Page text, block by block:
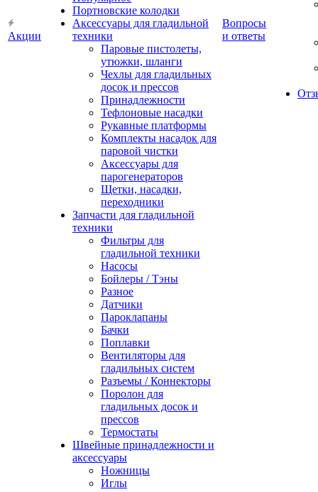
Акции
Портновские колодки
Аксессуары для гладильной
техники
Паровые пистолеты,
утюжки, шланги
Чехлы для гладильных
досок и прессов
Принадлежности
Тефлоновые насадки
Рукавные платформы
Комплекты насадок для
паровой чистки
Аксессуары для
парогенераторов
Щетки, насадки,
переходники
Запчасти для гладильной
техники
Фильтры для
гладильной техники
Насосы
Бойлеры / Тэны
Разное
Датчики
Пароклапаны
Бачки
Поплавки
Вентиляторы для
гладильных систем
Разъемы / Коннекторы
Поролон для
гладильных досок и
прессов
Термостаты
Швейные принадлежности и
аксессуары
Ножницы
Иглы
Вопросы
и ответы